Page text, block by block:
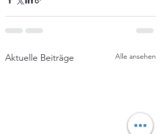
Aktuelle Beiträge Alle ansehen